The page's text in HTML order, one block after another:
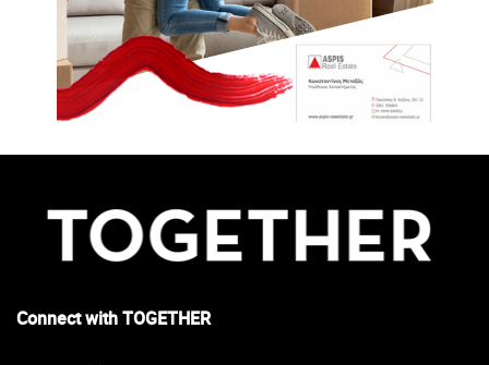
Connect with TOGETHER